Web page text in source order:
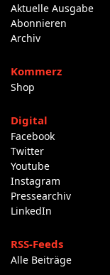
Aktuelle Ausgabe
Abonnieren
Archiv
Kommerz
Shop
Digital
Facebook
Twitter
Youtube
Instagram
Pressearchiv
LinkedIn
RSS-Feeds
Alle Beiträge